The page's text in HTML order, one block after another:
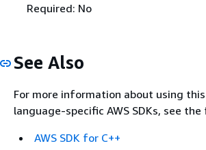
Required: No
See Also
For more information about using
language-specific AWS SDKs, see
AWS SDK for C++